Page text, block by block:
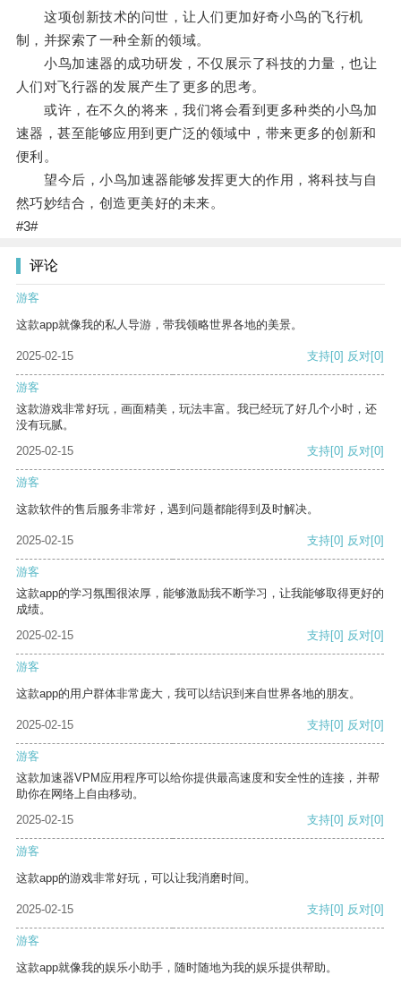
这项创新技术的问世，让人们更加好奇小鸟的飞行机
制，并探索了一种全新的领域。
小鸟加速器的成功研发，不仅展示了科技的力量，也让
人们对飞行器的发展产生了更多的思考。
或许，在不久的将来，我们将会看到更多种类的小鸟加
速器，甚至能够应用到更广泛的领域中，带来更多的创新和
便利。
望今后，小鸟加速器能够发挥更大的作用，将科技与自
然巧妙结合，创造更美好的未来。
#3#
评论
游客
这款app就像我的私人导游，带我领略世界各地的美景。
2025-02-15 支持[0] 反对[0]
游客
这款游戏非常好玩，画面精美，玩法丰富。我已经玩了好几个小时，还
没有玩腻。
2025-02-15
支持[0] 反对[0]
游客
这款软件的售后服务非常好，遇到问题都能得到及时解决。
2025-02-15 支持[0] 反对[0]
游客
这款app的学习氛围很浓厚，能够激励我不断学习，让我能够取得更好的
成绩。
2025-02-15
支持[0] 反对[0]
游客
这款app的用户群体非常庞大，我可以结识到来自世界各地的朋友。
2025-02-15 支持[0] 反对[0]
游客
这款加速器VPM应用程序可以给你提供最高速度和安全性的连接，并帮
助你在网络上自由移动。
2025-02-15
支持[0] 反对[0]
游客
这款app的游戏非常好玩，可以让我消磨时间。
2025-02-15 支持[0] 反对[0]
游客
这款app就像我的娱乐小助手，随时随地为我的娱乐提供帮助。